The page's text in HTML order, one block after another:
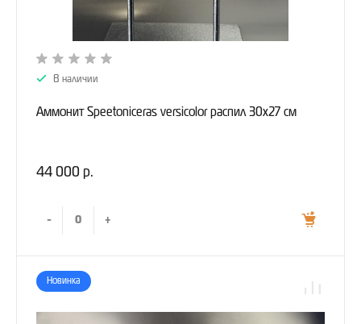
В наличии
Аммонит Speetoniceras versicolor распил 30х27 см
44 000 р.
- +
Новинка